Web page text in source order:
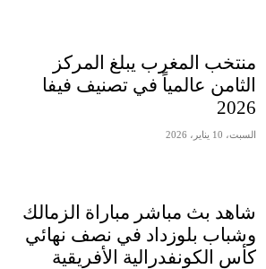
منتخب المغرب يبلغ المركز
الثامن عالمياً في تصنيف فيفا
2026
السبت، 10 يناير، 2026
شاهد بث مباشر مباراة الزمالك
وشباب بلوزداد في نصف نهائي
كأس الكونفدرالية الأفريقية